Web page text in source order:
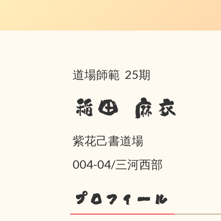
道場師範 25期
稲田 麻衣
紫花己書道場
004-04/三河西部
プロフィール